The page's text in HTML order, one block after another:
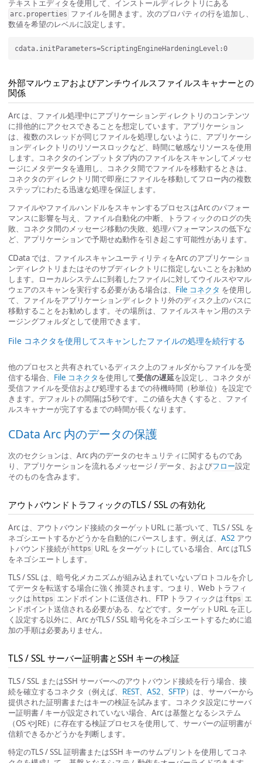
テキストエディタを使用して、インストールディレクトリにある
arc.properties ファイルを開きます。次のプロパティの行を追加し、
数値を希望のレベルに設定します。
cdata.initParameters=ScriptingEngineHardeningLevel:0
外部マルウェアおよびアンチウイルスファイルスキャナーとの
関係
Arc は、ファイル処理中にアプリケーションディレクトリのコンテンツ
に排他的にアクセスできることを想定しています。アプリケーション
は、複数のスレッドが同じファイルを処理しないように、アプリケーシ
ョンディレクトリのリソースロックなど、時間に敏感なリソースを使用
します。コネクタのインプットタブ内のファイルをスキャンしてメッセ
ージにメタデータを適用し、コネクタ間でファイルを移動するときは、
コネクタのディレクトリ間で即座にファイルを移動してフロー内の複数
ステップにわたる迅速な処理を保証します。
ファイルやファイルハンドルをスキャンするプロセスはArc のパフォー
マンスに影響を与え、ファイル自動化の中断、トラフィックのログの失
敗、コネクタ間のメッセージ移動の失敗、処理パフォーマンスの低下な
ど、アプリケーションで予期せぬ動作を引き起こす可能性があります。
CData では、ファイルスキャンユーティリティをArc のアプリケーショ
ンディレクトリまたはそのサブディレクトリに指定しないことをお勧め
します。ローカルシステムに到着したファイルに対してウイルスやマル
ウェアのスキャンを実行する必要がある場合は、 File コネクタ を使用し
て、ファイルをアプリケーションディレクトリ外のディスク上のパスに
移動することをお勧めします。その場所は、ファイルスキャン用のステ
ージングフォルダとして使用できます。
File コネクタを使用してスキャンしたファイルの処理を続行する
他のプロセスと共有されているディスク上のフォルダからファイルを受
信する場合、 File コネクタを使用して受信の遅延を設定し、コネクタが
受信ファイルを受信および処理するまでの待機時間（秒単位）を設定で
きます。デフォルトの間隔は5秒です。この値を大きくすると、ファイ
ルスキャナーが完了するまでの時間が長くなります。
CData Arc 内のデータの保護
次のセクションは、Arc 内のデータのセキュリティに関するものであ
り、アプリケーションを流れるメッセージ / データ、およびフロー設定
そのものを含みます。
アウトバウンドトラフィックのTLS / SSL の有効化
Arc は、アウトバウンド接続のターゲットURL に基づいて、TLS / SSL を
ネゴシエートするかどうかを自動的にパースします。例えば、 AS2 アウ
トバウンド接続が https URL をターゲットにしている場合、Arc はTLS
をネゴシエートします。
TLS / SSL は、暗号化メカニズムが組み込まれていないプロトコルを介し
てデータを転送する場合に強く推奨されます。つまり、Web トラフィ
ックは https エンドポイントに送信され、FTP トラフィックは ftps エ
ンドポイント送信される必要がある、などです。ターゲットURL を正し
く設定する以外に、Arc がTLS / SSL 暗号化をネゴシエートするために追
加の手順は必要ありません。
TLS / SSL サーバー証明書とSSH キーの検証
TLS / SSL またはSSH サーバーへのアウトバウンド接続を行う場合、接
続を確立するコネクタ（例えば、 REST、 AS2、 SFTP）は、サーバーから
提供された証明書またはキーの検証を試みます。コネクタ設定にサーバ
ー証明書 / キーが設定されていない場合、Arc は基盤となるシステム
（OS やJRE）に存在する検証プロセスを使用して、サーバーの証明書が
信頼できるかどうかを判断します。
特定のTLS / SSL 証明書またはSSH キーのサムプリントを使用してコネ